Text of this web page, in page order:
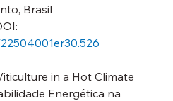
Brasil
in a Hot Climate
Energética na